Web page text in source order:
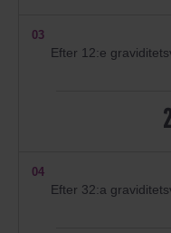
03
Efter 12:e
04
Efter 32:a